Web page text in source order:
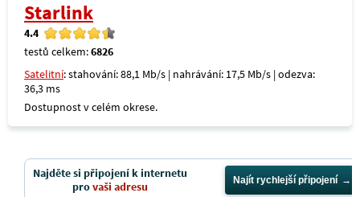
Starlink
4.4
testů celkem:6826
Satelitní: stahování: 88,1 Mb/s | nahrávání: 17,5 Mb/s | odezva:
36,3 ms
Dostupnost v celém okrese.
Najděte si připojení k internetu
provaši adresu Najít rychlejší připojení